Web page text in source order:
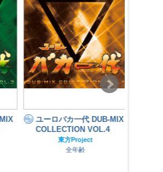
ユーロバカ一代 DUB-MIX
COLLECTION VOL.4
東方Project
全年齢